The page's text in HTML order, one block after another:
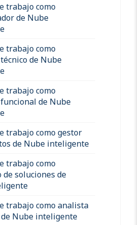
trabajo como
de Nube
trabajo como
de Nube
trabajo como
de Nube
trabajo como gestor
de Nube inteligente
trabajo como
soluciones de
trabajo como analista
Nube inteligente